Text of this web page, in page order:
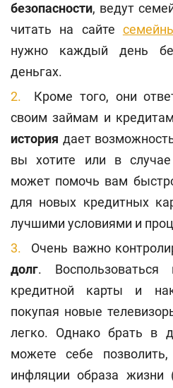
безопасности, ведут
читать на сайте
нужно каждый день
деньгах.
Кроме того, они
своим займам и
история дает
вы хотите или в
может помочь вам
для новых кредитных
лучшими условиями и
Очень важно
долг.
кредитной карты и
покупая новые
легко. Однако брать в
можете себе
инфляции образа жизни